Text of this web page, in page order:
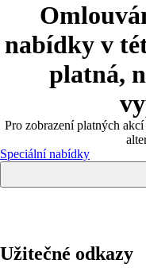
nabídky v
platná,
Pro zobrazení platných
Speciální nabídky
Užitečné odkazy